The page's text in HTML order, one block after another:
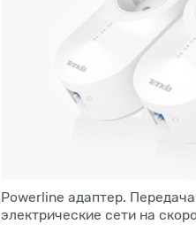
Powerline адаптер.
электрические сети на